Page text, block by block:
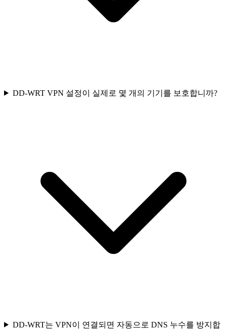
DD-WRT VPN 설정이 실제로 몇 개의 기기를 보호합니까?
DD-WRT는 VPN이 연결되면 자동으로 DNS 누수를 방지합